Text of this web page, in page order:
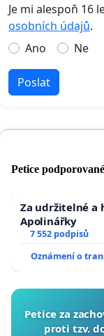
Je mi alespoň 16
osobních údajů.
Ano
Ne
Poslat
Petice
Za udržitelné a
Apolinářky
7 552 podpisů
Oznámení o
Petice za
proti tzv.